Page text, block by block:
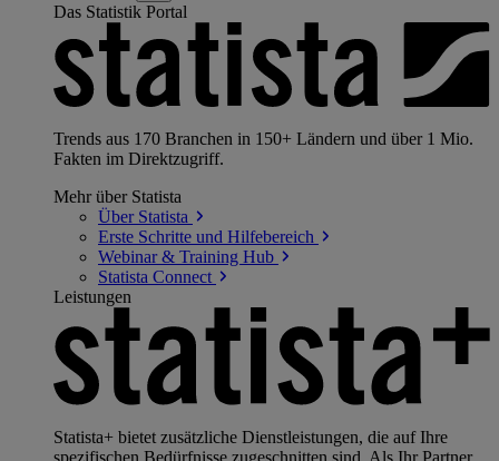
Das Statistik Portal
Trends aus 170 Branchen in 150+ Ländern und über 1 Mio.
Fakten im Direktzugriff.
Mehr über Statista
Über Statista
Erste Schritte und Hilfebereich
Webinar & Training Hub
Statista Connect
Leistungen
Statista+ bietet zusätzliche Dienstleistungen, die auf Ihre
spezifischen Bedürfnisse zugeschnitten sind. Als Ihr Partner